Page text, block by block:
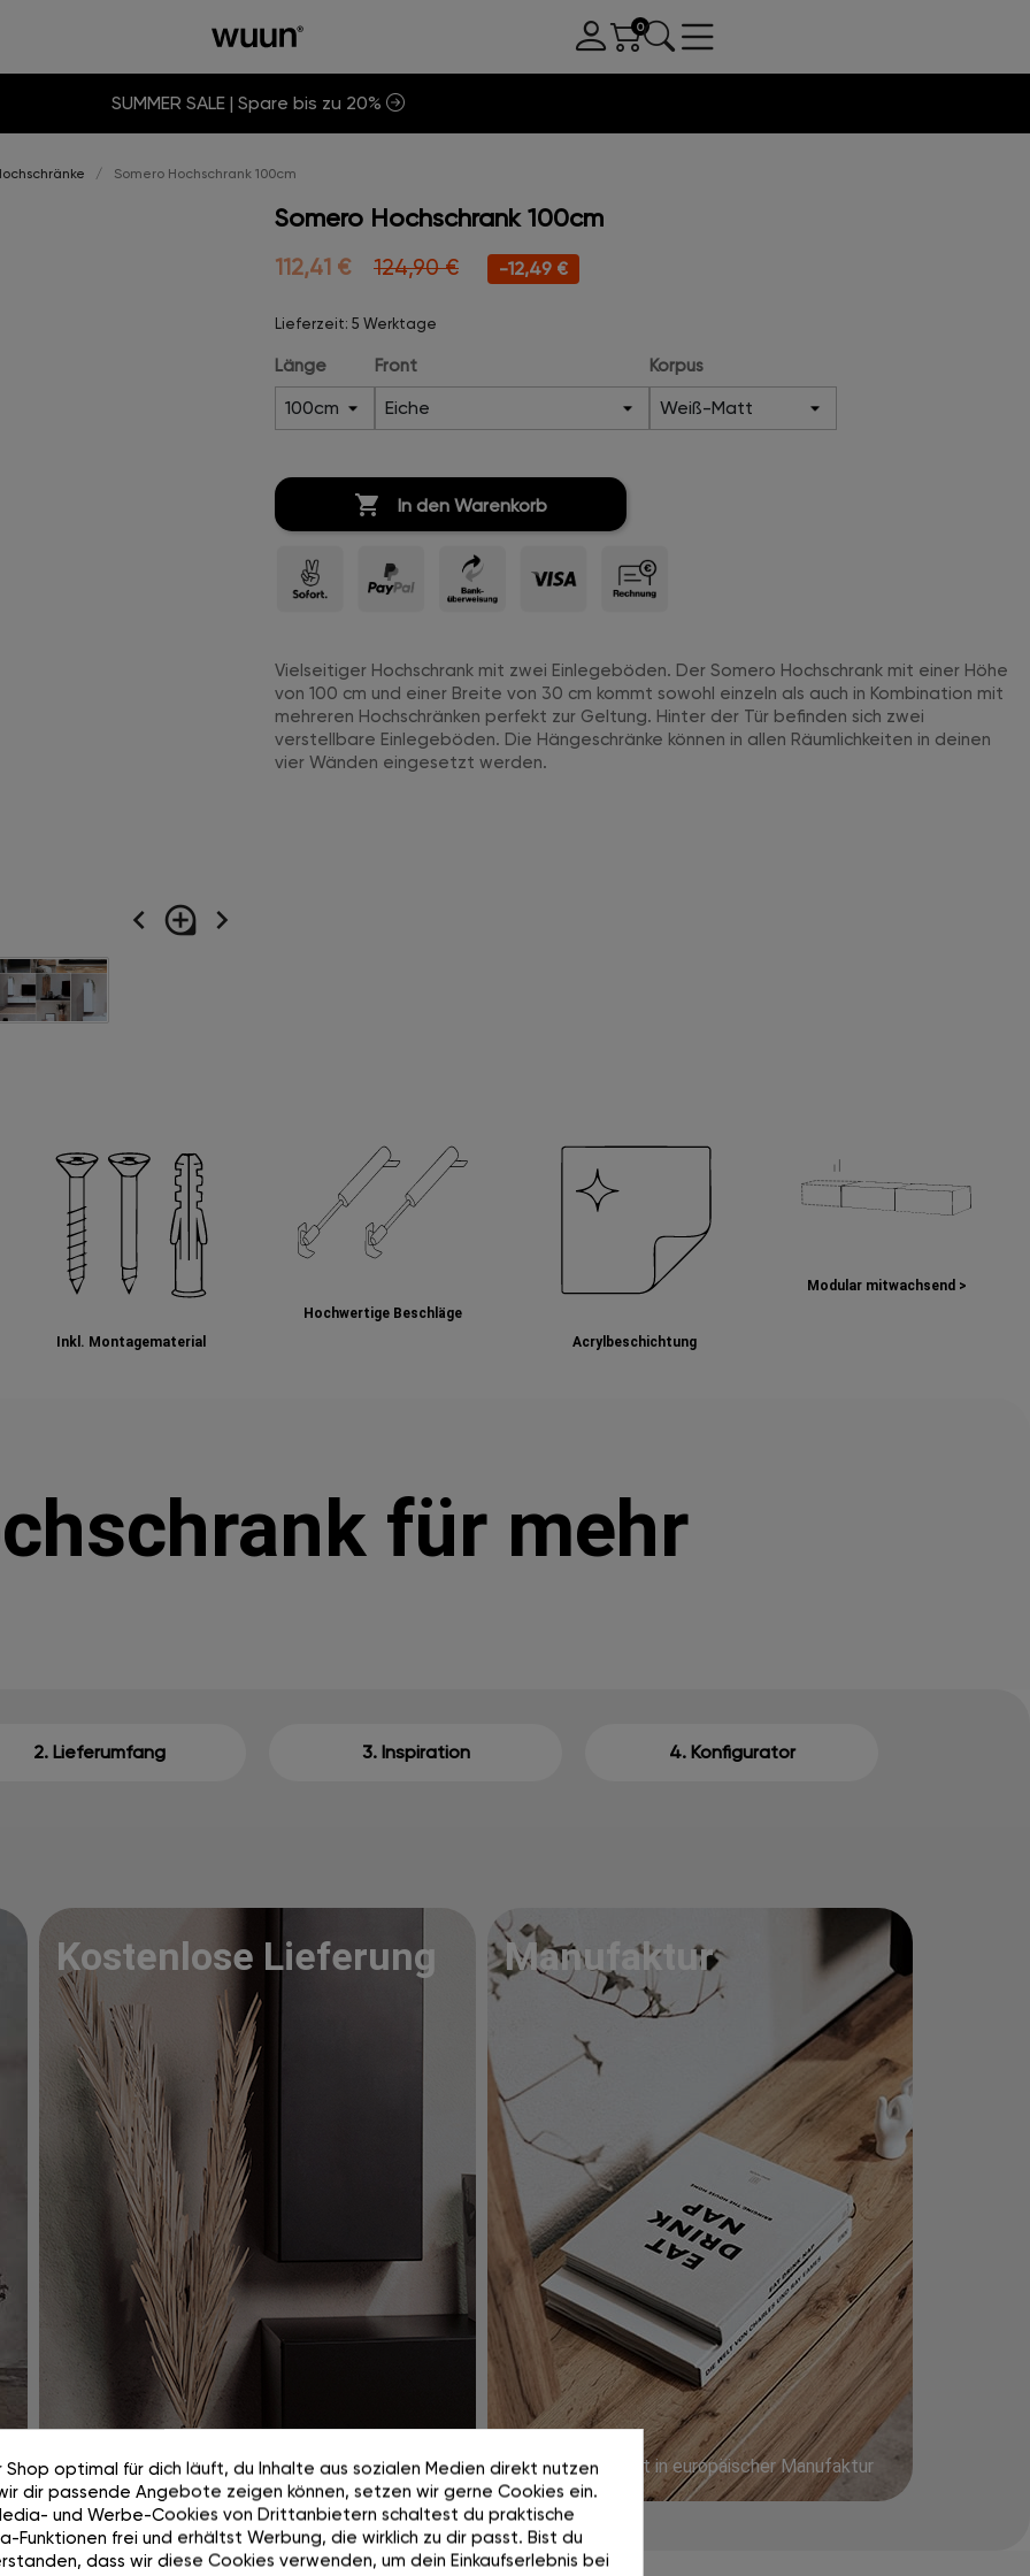
SUMMER SALE | Spare bis zu 20%
Somero Hochschrank 100cm
navigate_before loupe navigate_next
Somero Hochschrank 100cm
112,41 € 124,90 € -12,49 €
Lieferzeit: 5 Werktage
Länge Front Korpus
 In den Warenkorb
Vielseitiger Hochschrank mit zwei Einlegeböden. Der Somero Hochschrank mit einer Höhe
von 100 cm und einer Breite von 30 cm kommt sowohl einzeln als auch in Kombination mit
mehreren Hochschränken perfekt zur Geltung. Hinter der Tür befinden sich zwei
verstellbare Einlegeböden. Die Hängeschränke können in allen Räumlichkeiten in deinen
vier Wänden eingesetzt werden.
Inkl. Montagematerial
Hochwertige Beschläge
Acrylbeschichtung
Modular mitwachsend >
für mehr
2. Lieferumfang 3. Inspiration 4. Konfigurator
Kostenlose Lieferung
100 Tage risikolos testen
Manufaktur
Präzise gefertigt in europäischer Manufaktur
Shop optimal für dich läuft, du Inhalte aus sozialen Medien direkt nutzen
dir passende Angebote zeigen können, setzen wir gerne Cookies ein.
und Werbe-Cookies von Drittanbietern schaltest du praktische
Funktionen frei und erhältst Werbung, die wirklich zu dir passt. Bist du
dass wir diese Cookies verwenden, um dein Einkaufserlebnis bei